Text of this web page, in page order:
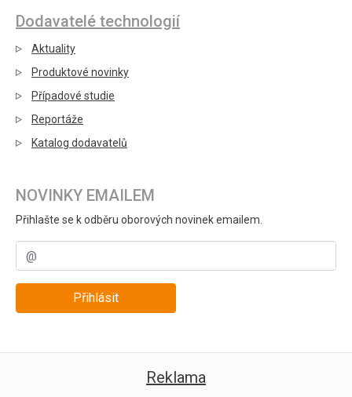
Dodavatelé technologií
Aktuality
Produktové novinky
Případové studie
Reportáže
Katalog dodavatelů
NOVINKY EMAILEM
Přihlašte se k odběru oborových novinek emailem.
Přihlásit
Reklama